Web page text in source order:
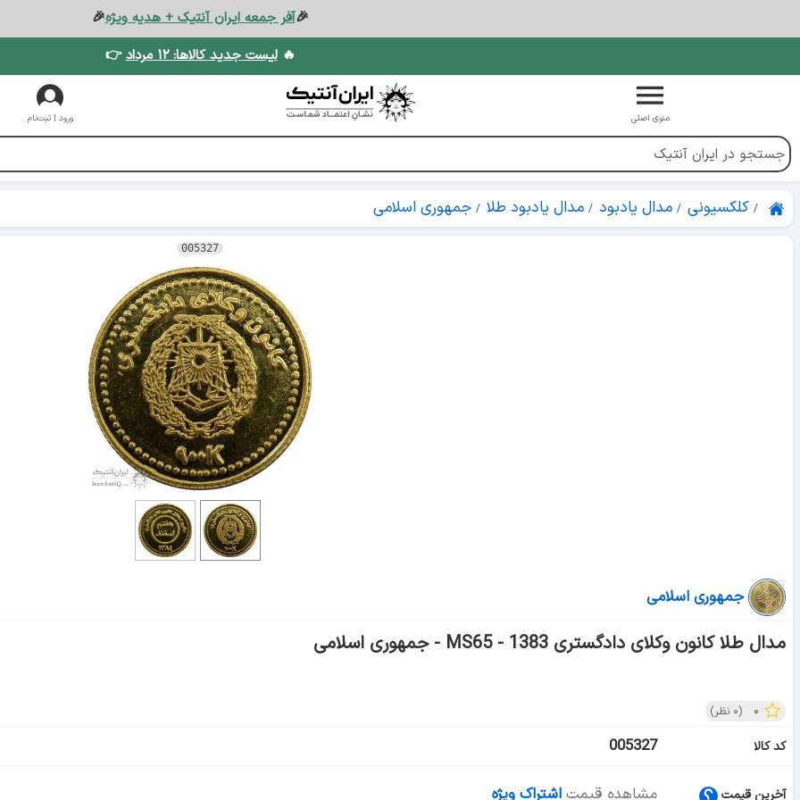
🎉آفر جمعه ایران آنتیک + هدیه ویژه🎉
🔥لیست جدید کالاها: ۱۲ مرداد 👉
منوی اصلی ورود | ثبت‌نام
کلکسیونی مدال یادبود مدال یادبود طلا جمهوری اسلامی
005327
جمهوری اسلامی
مدال طلا کانون وکلای دادگستری 1383 - MS65 - جمهوری اسلامی
۰ (۰ نظر)
کد کالا
005327
آخرین قیمت مشاهده قیمت اشتراک ویژه